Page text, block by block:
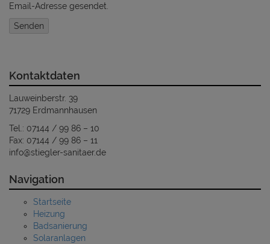
Email-Adresse gesendet.
Kontaktdaten
Lauweinberstr. 39
71729 Erdmannhausen
Tel.: 07144 / 99 86 – 10
Fax: 07144 / 99 86 – 11
info@stiegler-sanitaer.de
Navigation
Startseite
Heizung
Badsanierung
Solaranlagen